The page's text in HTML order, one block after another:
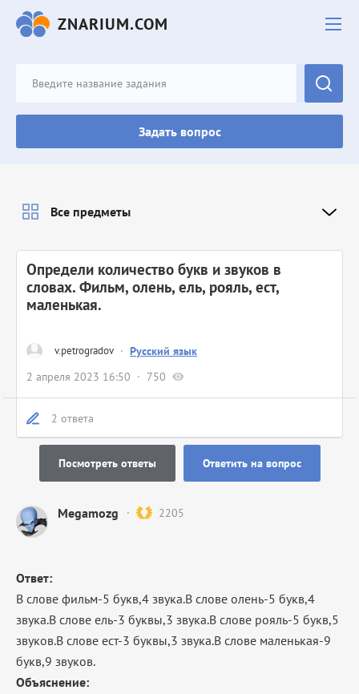
ZNARIUM.COM
Задать вопрос
v.petrogradov · Русский язык
2 апреля 2023 16:50
750
Определи количество букв и звуков в
словах. Фильм, олень, ель, рояль, ест,
маленькая. ​
2 ответа
Посмотреть ответы Ответить на вопрос
Megamozg 2205
Ответ:
В слове фильм-5 букв,4 звука.В слове олень-5 букв,4
звука.В слове ель-3 буквы,3 звука.В слове рояль-5 букв,5
звуков.В слове ест-3 буквы,3 звука.В слове маленькая-9
букв,9 звуков.
Объяснение:
Все предметы